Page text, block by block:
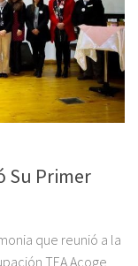
Su Primer
que reunió a la
TEA Acoge